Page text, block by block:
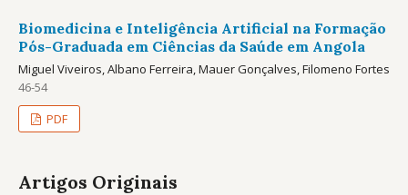
Biomedicina e Inteligência Artificial na Formação
Pós-Graduada em Ciências da Saúde em Angola
Miguel Viveiros, Albano Ferreira, Mauer Gonçalves, Filomeno Fortes
46-54
PDF
Artigos Originais